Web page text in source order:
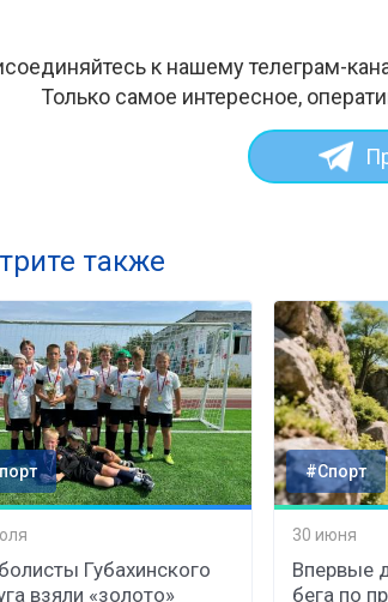
к нашему телеграм-
Только самое интересное,
также
Губахинского
взяли «золото»
#Спорт
30 июня
Впервые
бега по